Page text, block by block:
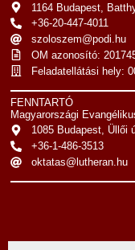
1164 Budapest,
+36-20-447-4011
szoloszem@podi.hu
OM azonosító:
Feladatellátási hely:
FENNTARTÓ
Magyarországi
1085 Budapest, Üllői
+36-1-486-3513
oktatas@lutheran.hu